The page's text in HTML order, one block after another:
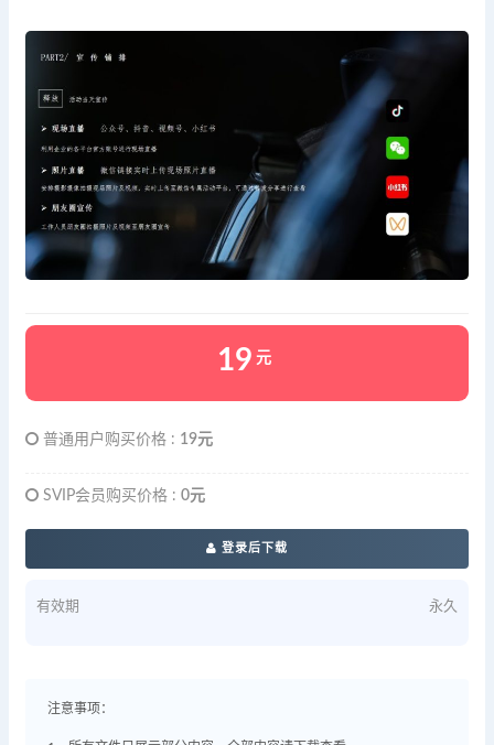
19 元
普通用户购买价格 : 19元
SVIP会员购买价格 : 0元
登录后下载
有效期 永久
注意事项：